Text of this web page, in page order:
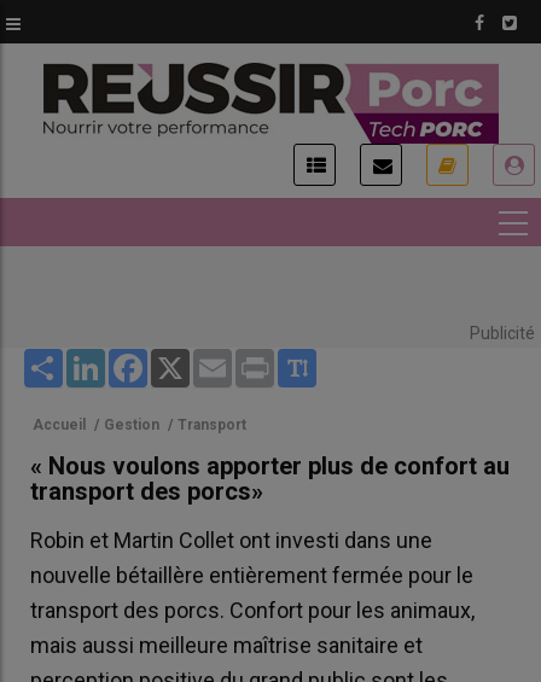
au
contenu
principal
Publicité
Share LinkedInFacebook
X Email Print
Accueil / Gestion / Transport
« Nous voulons apporter plus de confort au
transport des porcs»
Robin et Martin Collet ont investi dans une
nouvelle bétaillère entièrement fermée pour le
transport des porcs. Confort pour les animaux,
mais aussi meilleure maîtrise sanitaire et